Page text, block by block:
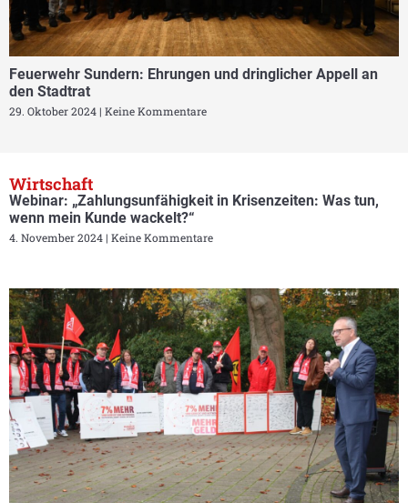
Feuerwehr Sundern: Ehrungen und dringlicher Appell an
den Stadtrat
29. Oktober 2024 Keine Kommentare
Wirtschaft
Webinar: „Zahlungsunfähigkeit in Krisenzeiten: Was tun,
wenn mein Kunde wackelt?“
4. November 2024 Keine Kommentare